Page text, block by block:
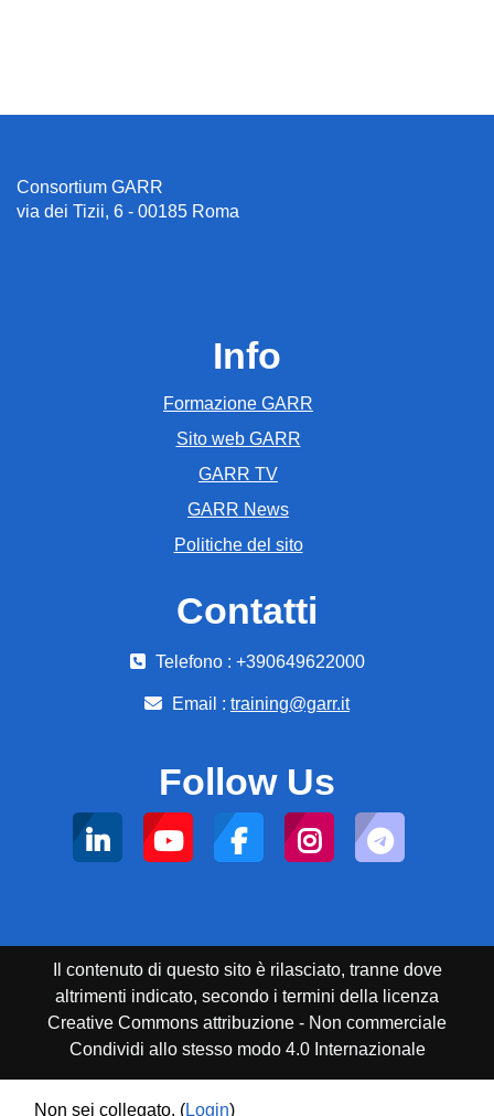
Consortium GARR
via dei Tizii, 6 - 00185 Roma
Info
Formazione GARR
Sito web GARR
GARR TV
GARR News
Politiche del sito
Contatti
Telefono : +390649622000
Email : training@garr.it
Follow Us
Il contenuto di questo sito è rilasciato, tranne dove
altrimenti indicato, secondo i termini della licenza
Creative Commons attribuzione - Non commerciale
Condividi allo stesso modo 4.0 Internazionale
Non sei collegato. (Login)